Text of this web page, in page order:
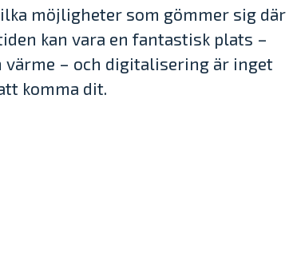
möjligheter som gömmer sig där
kan vara en fantastisk plats –
– och digitalisering är inget
komma dit.